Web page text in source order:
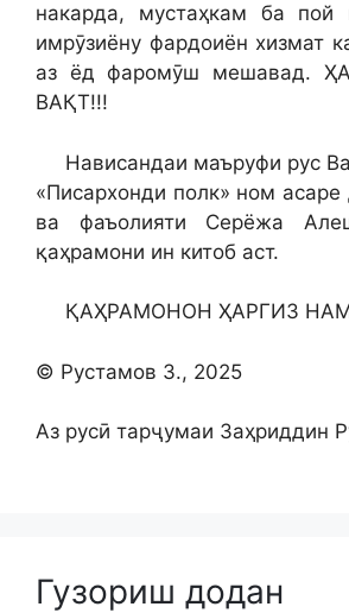
накарда, мустаҳкам ба пой
имрӯзиёну фардоиён хизмат
аз ёд фаромӯш мешавад.
ВАҚТ!!!
Нависандаи маъруфи рус
«Писархонди полк» ном асаре
ва фаъолияти Серёжа
қаҳрамони ин китоб аст.
ҚАҲРАМОНОН ҲАРГИЗ
© Рустамов З., 2025
Аз русӣ тарҷумаи Заҳриддин
Гузориш додан